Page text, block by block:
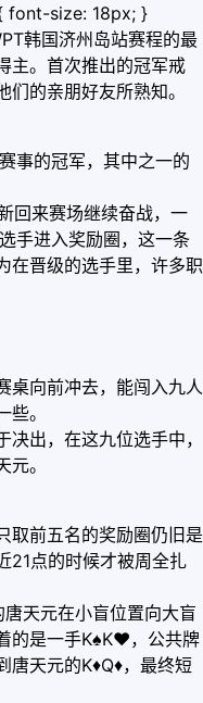
size: 18px; }
韩国济州岛站赛程的最
主。首次推出的冠军戒
的亲朋好友所熟知。
事的冠军，其中之一的
回来赛场继续奋战，一
手进入奖励圈，这一条
在晋级的选手里，许多职
桌向前冲去，能闯入九人
。
出，在这九位选手中，
。
取前五名的奖励圈仍旧是
21点的时候才被周全扎
天元在小盲位置向大盲
的是一手K♠️K♥️，公共牌
天元的K♦️Q♦️，最终短